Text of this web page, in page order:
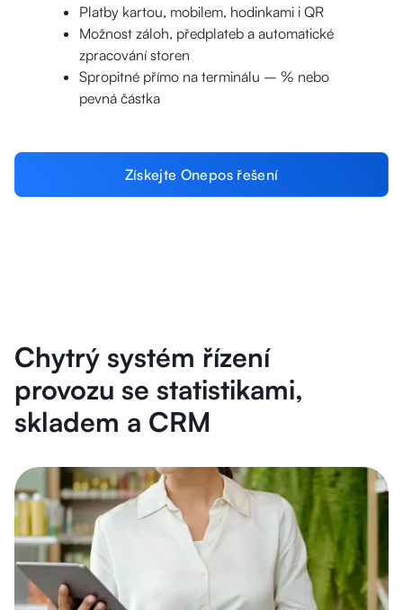
Platby kartou, mobilem, hodinkami i QR
Možnost záloh, předplateb a automatické
zpracování storen
Spropitné přímo na terminálu – % nebo
pevná částka
Získejte Onepos řešení
Chytrý systém řízení
provozu se statistikami,
skladem a CRM